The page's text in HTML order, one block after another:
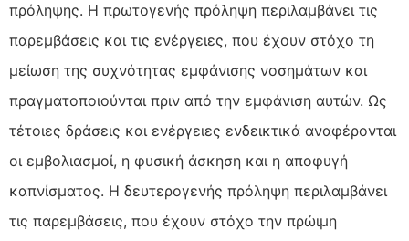
πρόληψης. Η πρωτογενής πρόληψη περιλαμβάνει τις
παρεμβάσεις και τις ενέργειες, που έχουν στόχο τη
μείωση της συχνότητας εμφάνισης νοσημάτων και
πραγματοποιούνται πριν από την εμφάνιση αυτών. Ως
τέτοιες δράσεις και ενέργειες ενδεικτικά αναφέρονται
οι εμβολιασμοί, η φυσική άσκηση και η αποφυγή
καπνίσματος. Η δευτερογενής πρόληψη περιλαμβάνει
τις παρεμβάσεις, που έχουν στόχο την πρώιμη